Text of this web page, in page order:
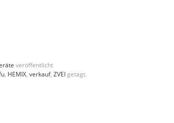
veröffentlicht
, HEMIX, verkauf, ZVEI getagt.